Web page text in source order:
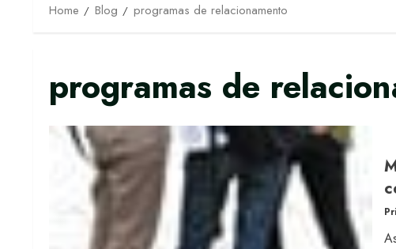
Home Blog programas de relacionamento
programas de